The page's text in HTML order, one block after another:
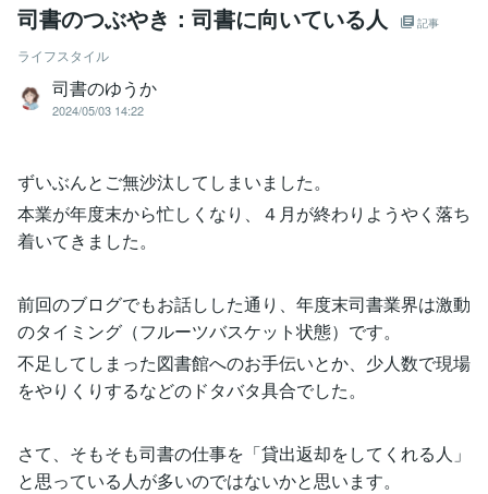
司書のつぶやき：司書に向いている人 記事
ライフスタイル
司書のゆうか
2024/05/03 14:22
ずいぶんとご無沙汰してしまいました。
本業が年度末から忙しくなり、４月が終わりようやく落ち
着いてきました。
前回のブログでもお話しした通り、年度末司書業界は激動
のタイミング（フルーツバスケット状態）です。
不足してしまった図書館へのお手伝いとか、少人数で現場
をやりくりするなどのドタバタ具合でした。
さて、そもそも司書の仕事を「貸出返却をしてくれる人」
と思っている人が多いのではないかと思います。